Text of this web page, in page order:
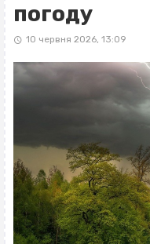
погоду
10 червня 2026, 13:09